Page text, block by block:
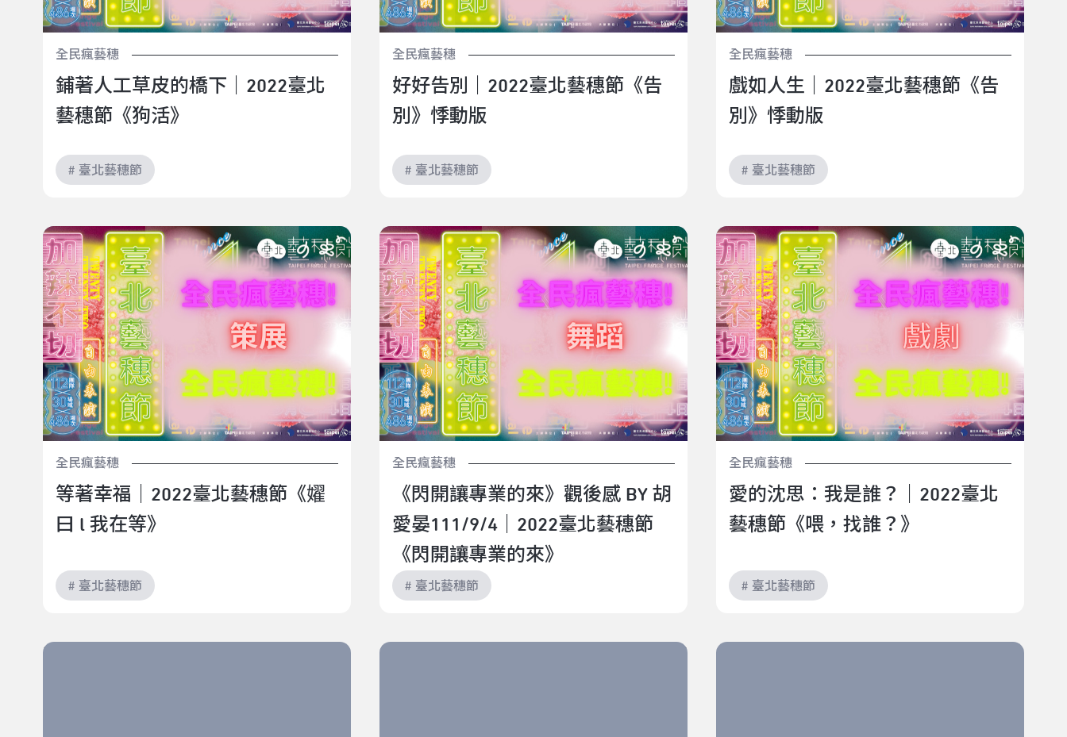
全民瘋藝穗
鋪著人工草皮的橋下｜2022臺北
藝穗節《狗活》
# 臺北藝穗節
全民瘋藝穗
好好告別｜2022臺北藝穗節《告
別》悸動版
# 臺北藝穗節
全民瘋藝穗
戲如人生｜2022臺北藝穗節《告
別》悸動版
# 臺北藝穗節
等著幸福｜2022臺北藝穗節《嬥曰 l 我在等》
全民瘋藝穗
等著幸福｜2022臺北藝穗節《嬥
曰 l 我在等》
# 臺北藝穗節
《閃開讓專業的來》觀後感 BY 胡愛晏111/9/4｜2022
臺北藝穗節《閃開讓專業的來》
全民瘋藝穗
《閃開讓專業的來》觀後感 BY 胡
愛晏111/9/4｜2022臺北藝穗節
《閃開讓專業的來》
# 臺北藝穗節
愛的沈思：我是誰？｜2022臺北藝穗節《喂，找誰？》
全民瘋藝穗
愛的沈思：我是誰？｜2022臺北
藝穗節《喂，找誰？》
# 臺北藝穗節
Touch my heart｜2022臺北藝穗節《見笑歌廳秀》
偷吃，分手不甘心自己不被重視｜2022臺北藝穗節《偷
《偷吃？好吃！》HBD不是生日快樂，是好棒的！｜